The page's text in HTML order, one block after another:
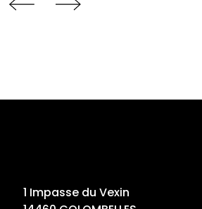
1 Impasse du Vexin